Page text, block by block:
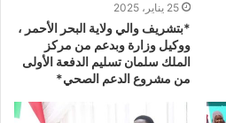
25 يناير، 2025
*بتشريف والي ولاية البحر الأحمر ،
ووكيل وزارة وبدعم من مركز
الملك سلمان تسليم الدفعة الأولى
من مشروع الدعم الصحي*